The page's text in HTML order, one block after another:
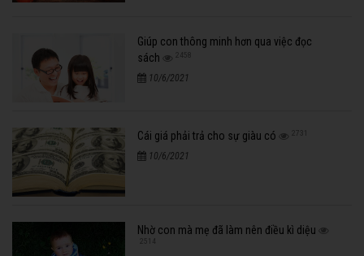
Giúp con thông minh hơn qua việc đọc
sách
2458
10/6/2021
Cái giá phải trả cho sự giàu có 2731
10/6/2021
Nhờ con mà mẹ đã làm nên điều kì diệu
2514